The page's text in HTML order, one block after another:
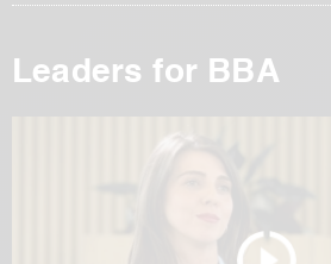
Leaders for BBA